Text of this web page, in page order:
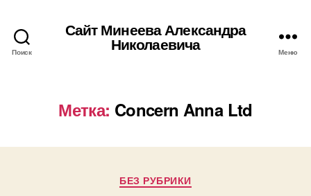
Поиск
Сайт Минеева Александра
Николаевича Меню
Метка: Concern Anna Ltd
Рубрики
БЕЗ РУБРИКИ